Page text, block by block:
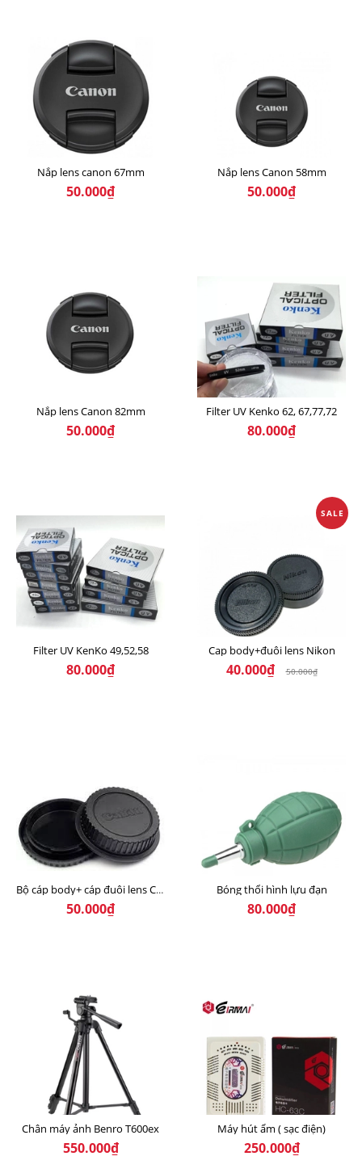
Nắp lens canon 67mm
50.000₫
Nắp lens Canon 58mm
50.000₫
Nắp lens Canon 82mm
50.000₫
Filter UV Kenko 62, 67,77,72
80.000₫
Filter UV KenKo 49,52,58
80.000₫
SALE
Cap body+đuôi lens Nikon
40.000₫ 50.000₫
Bộ cáp body+ cáp đuôi lens Canon
50.000₫
Bóng thổi hình lựu đạn
80.000₫
Chân máy ảnh Benro T600ex
550.000₫
Máy hút ẩm ( sạc điện)
250.000₫